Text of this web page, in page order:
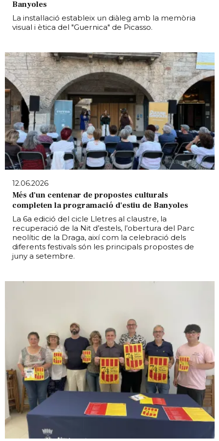
Banyoles
La instal·lació estableix un diàleg amb la memòria
visual i ètica del "Guernica" de Picasso.
12.06.2026
Més d'un centenar de propostes culturals
completen la programació d'estiu de Banyoles
La 6a edició del cicle Lletres al claustre, la
recuperació de la Nit d’estels, l’obertura del Parc
neolític de la Draga, així com la celebració dels
diferents festivals són les principals propostes de
juny a setembre.